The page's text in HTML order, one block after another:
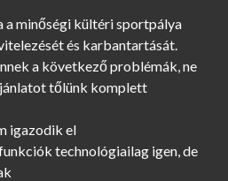
a minőségi kültéri sportpálya
és karbantartását.
a következő problémák, ne
tőlünk komplett
igazodik el
technológiailag igen, de